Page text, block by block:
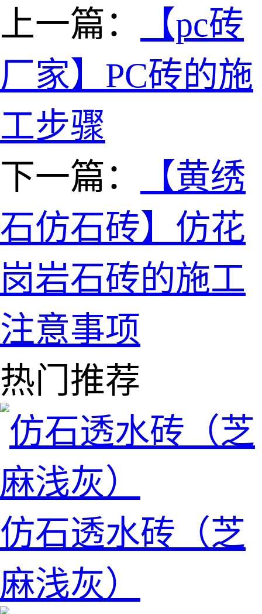
上一篇：
【pc砖
厂家】PC砖的施
工步骤
下一篇：
【黄绣
石仿石砖】仿花
岗岩石砖的施工
注意事项
热门推荐
仿石透水砖（芝
麻浅灰）